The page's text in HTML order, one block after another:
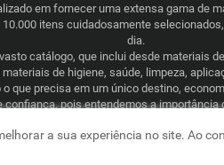
em fornecer uma extensa gama de
itens cuidadosamente
dia.
catálogo, que inclui desde materiais
de higiene, saúde, limpeza,
que precisa em um único destino,
pois entendemos a
em tornar sua experiência de compra
a sua experiência no site. Ao